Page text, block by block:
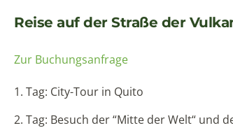
Reise auf der Straße der
Zur Buchungsanfrage
1. Tag: City-Tour in Quito
2. Tag: Besuch der “Mitte der Welt“ und